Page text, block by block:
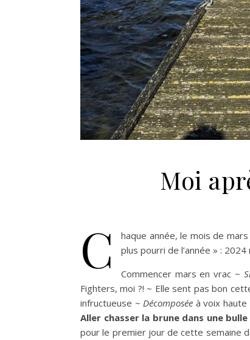
Moi
C
haque année, le mois de
plus pourri de l’année » :
Commencer mars en vrac ~
Fighters, moi ?! ~ Elle sent pas bon
infructueuse ~ Décomposée à voix haute
Aller chasser la brune dans une
pour le premier jour de cette semaine